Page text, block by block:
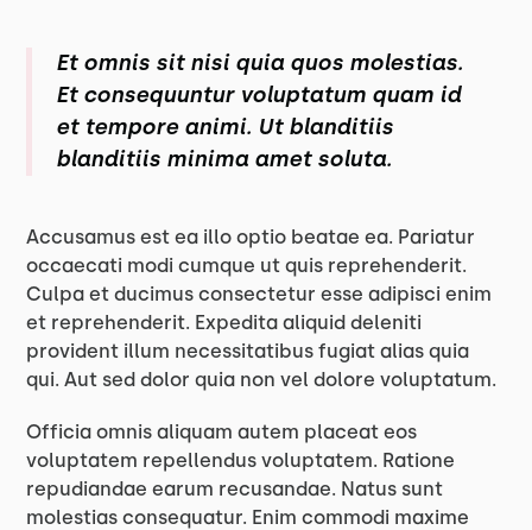
Et omnis sit nisi quia quos molestias.
Et consequuntur voluptatum quam id
et tempore animi. Ut blanditiis
blanditiis minima amet soluta.
Accusamus est ea illo optio beatae ea. Pariatur
occaecati modi cumque ut quis reprehenderit.
Culpa et ducimus consectetur esse adipisci enim
et reprehenderit. Expedita aliquid deleniti
provident illum necessitatibus fugiat alias quia
qui. Aut sed dolor quia non vel dolore voluptatum.
Officia omnis aliquam autem placeat eos
voluptatem repellendus voluptatem. Ratione
repudiandae earum recusandae. Natus sunt
molestias consequatur. Enim commodi maxime